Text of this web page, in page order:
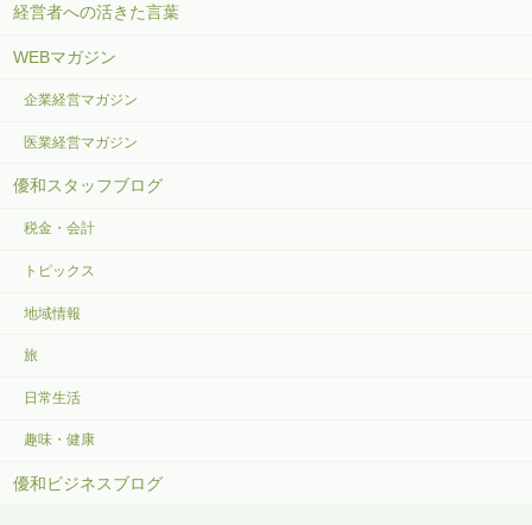
経営者への活きた言葉
WEBマガジン
企業経営マガジン
医業経営マガジン
優和スタッフブログ
税金・会計
トピックス
地域情報
旅
日常生活
趣味・健康
優和ビジネスブログ